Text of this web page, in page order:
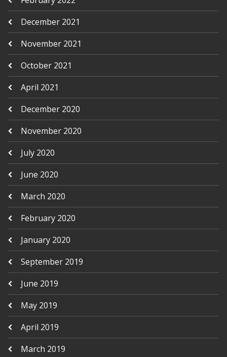
December 2021
November 2021
October 2021
April 2021
December 2020
November 2020
July 2020
June 2020
March 2020
February 2020
January 2020
September 2019
June 2019
May 2019
April 2019
March 2019